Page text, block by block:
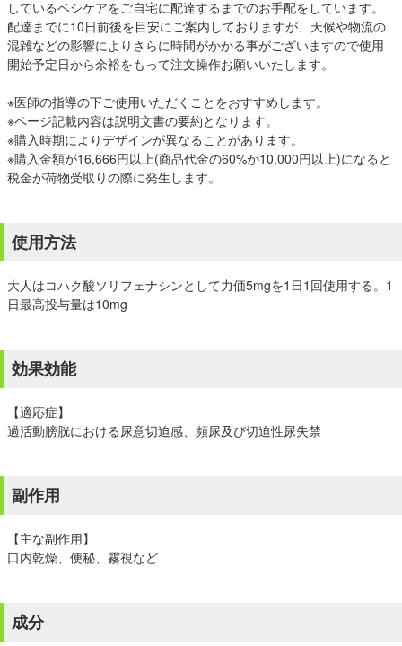
しているベシケアをご自宅に配達するまでのお手配をしています。
配達までに10日前後を目安にご案内しておりますが、天候や物流の
混雑などの影響によりさらに時間がかかる事がございますので使用
開始予定日から余裕をもって注文操作お願いいたします。
※医師の指導の下ご使用いただくことをおすすめします。
※ページ記載内容は説明文書の要約となります。
※購入時期によりデザインが異なることがあります。
※購入金額が16,666円以上(商品代金の60%が10,000円以上)になると
税金が荷物受取りの際に発生します。
使用方法
大人はコハク酸ソリフェナシンとして力価5mgを1日1回使用する。1
日最高投与量は10mg
効果効能
【適応症】
過活動膀胱における尿意切迫感、頻尿及び切迫性尿失禁
副作用
【主な副作用】
口内乾燥、便秘、霧視など
成分